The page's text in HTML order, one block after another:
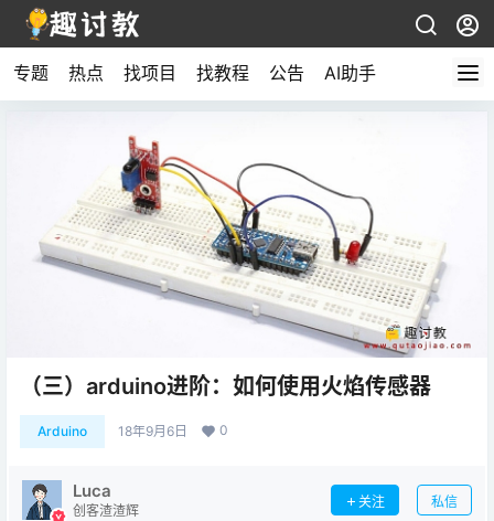
专题 热点 找项目 找教程 公告 AI助手
（三）arduino进阶：如何使用火焰传感器
Arduino 18年9月6日 0
Luca
创客渣渣辉
关注 私信